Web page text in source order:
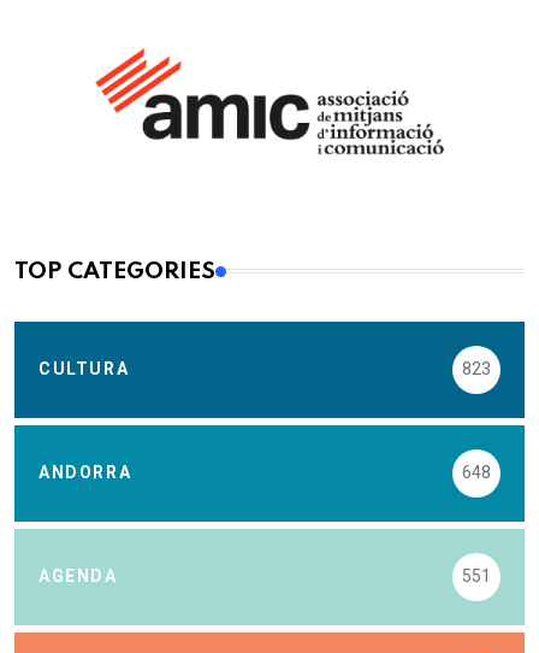
TOP CATEGORIES
CULTURA 823
ANDORRA 648
AGENDA 551